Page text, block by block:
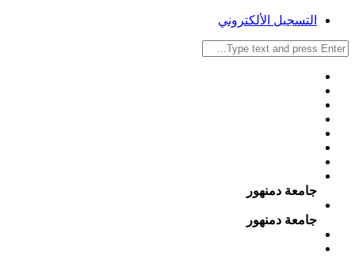
التسجيل الألكتروني
جامعة دمنهور
جامعة دمنهور